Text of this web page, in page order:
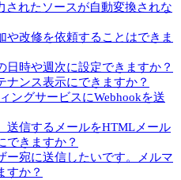
されたソースが自動変換されな
や改修を依頼することはできま
日時や週次に設定できますか？
ナンス表示にできますか？
ングサービスにWebhookを送
送信するメールをHTMLメール
できますか？
ー宛に送信したいです。メルマ
すか？